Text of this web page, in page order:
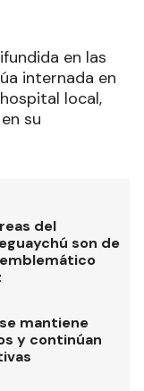
en las
internada en
local,
su
del
son de
mantiene
y continúan